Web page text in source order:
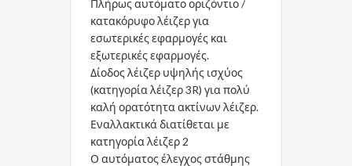
Πλήρως αυτόματο οριζόντιο /
κατακόρυφο λέιζερ για
εσωτερικές εφαρμογές και
εξωτερικές εφαρμογές.
Δίοδος λέιζερ υψηλής ισχύος
(κατηγορία λέιζερ 3R) για πολύ
καλή ορατότητα ακτίνων λέιζερ.
Εναλλακτικά διατίθεται με
κατηγορία λέιζερ 2
Ο αυτόματος έλεγχος στάθμης